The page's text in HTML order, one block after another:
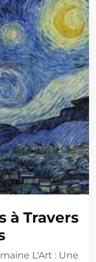
à Travers
L'Art : Une